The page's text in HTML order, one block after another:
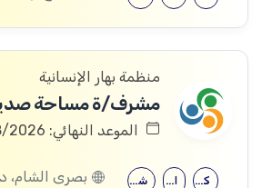
منظمة بهار الإنسانية
مشرف/ة مساحة
الموعد النهائي: 21/08/2026
شهادة جامعية الحقوق كلية التربية